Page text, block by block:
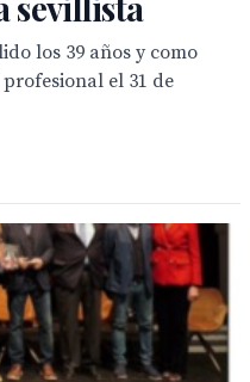
los 39 años y como
el 31 de